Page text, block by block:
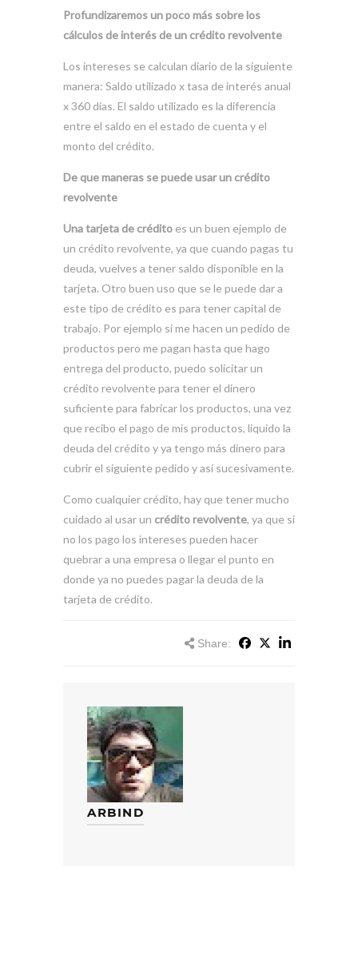
Profundizaremos un poco más sobre los
cálculos de interés de un crédito revolvente
Los intereses se calculan diario de la siguiente
manera: Saldo utilizado x tasa de interés anual
x 360 días. El saldo utilizado es la diferencia
entre el saldo en el estado de cuenta y el
monto del crédito.
De que maneras se puede usar un crédito
revolvente
Una tarjeta de crédito es un buen ejemplo de
un crédito revolvente, ya que cuando pagas tu
deuda, vuelves a tener saldo disponible en la
tarjeta. Otro buen uso que se le puede dar a
este tipo de crédito es para tener capital de
trabajo. Por ejemplo si me hacen un pedido de
productos pero me pagan hasta que hago
entrega del producto, puedo solicitar un
crédito revolvente para tener el dinero
suficiente para fabricar los productos, una vez
que recibo el pago de mis productos, liquido la
deuda del crédito y ya tengo más dinero para
cubrir el siguiente pedido y así sucesivamente.
Como cualquier crédito, hay que tener mucho
cuidado al usar un crédito revolvente, ya que si
no los pago los intereses pueden hacer
quebrar a una empresa o llegar el punto en
donde ya no puedes pagar la deuda de la
tarjeta de crédito.
Share:
ARBIND